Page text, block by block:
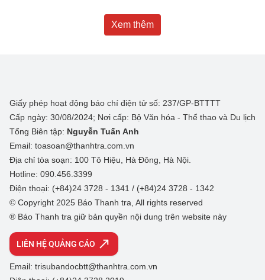
Xem thêm
Giấy phép hoạt động báo chí điện tử số: 237/GP-BTTTT
Cấp ngày: 30/08/2024; Nơi cấp: Bộ Văn hóa - Thể thao và Du lịch
Tổng Biên tập: Nguyễn Tuấn Anh
Email: toasoan@thanhtra.com.vn
Địa chỉ tòa soạn: 100 Tô Hiệu, Hà Đông, Hà Nội.
Hotline: 090.456.3399
Điện thoại: (+84)24 3728 - 1341 / (+84)24 3728 - 1342
© Copyright 2025 Báo Thanh tra, All rights reserved
® Báo Thanh tra giữ bản quyền nội dung trên website này
LIÊN HỆ QUẢNG CÁO
Email: trisubandocbtt@thanhtra.com.vn